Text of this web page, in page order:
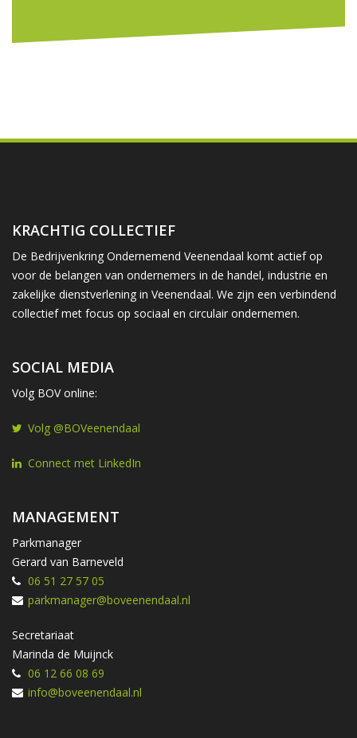
KRACHTIG COLLECTIEF
De Bedrijvenkring Ondernemend Veenendaal komt actief op
voor de belangen van ondernemers in de handel, industrie en
zakelijke dienstverlening in Veenendaal. We zijn een verbindend
collectief met focus op sociaal en circulair ondernemen.
SOCIAL MEDIA
Volg BOV online:
Volg @BOVeenendaal
Connect met LinkedIn
MANAGEMENT
Parkmanager
Gerard van Barneveld
06 51 27 57 05
parkmanager@boveenendaal.nl
Secretariaat
Marinda de Muijnck
06 12 66 08 69
info@boveenendaal.nl